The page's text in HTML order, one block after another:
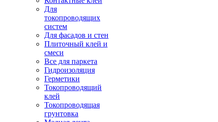
Для
токопроводящих
систем
Для фасадов и стен
Плиточный клей и
смеси
Все для паркета
Гидроизоляция
Герметики
Токопроводящий
клей
Токопроводящая
грунтовка